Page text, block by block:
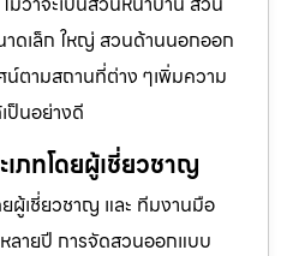
ดเล็ก ใหญ่ สวนด้านนอกออก
ตามสถานที่ต่าง ๆเพิ่มความ
ป็นอย่างดี
ภทโดยผู้เชี่ยวชาญ
ผู้เชี่ยวชาญ และ ทีมงานมือ
ายปี การจัดสวนออกแบบ